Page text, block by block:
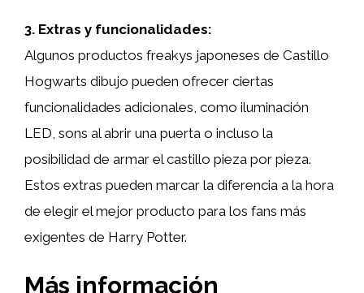
3. Extras y funcionalidades:
Algunos productos freakys japoneses de Castillo
Hogwarts dibujo pueden ofrecer ciertas
funcionalidades adicionales, como iluminación
LED, sons al abrir una puerta o incluso la
posibilidad de armar el castillo pieza por pieza.
Estos extras pueden marcar la diferencia a la hora
de elegir el mejor producto para los fans más
exigentes de Harry Potter.
Más información